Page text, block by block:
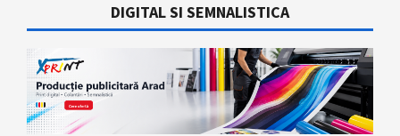
DIGITAL SI SEMNALISTICA